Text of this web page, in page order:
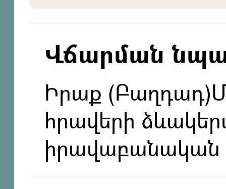
Վճարման
Իրաք
հրավերի
իրավաբանական